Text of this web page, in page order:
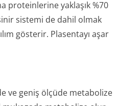
proteinlerine yaklaşık %70
sistemi de dahil olmak
gösterir. Plasentayı aşar
ve geniş ölçüde metabolize